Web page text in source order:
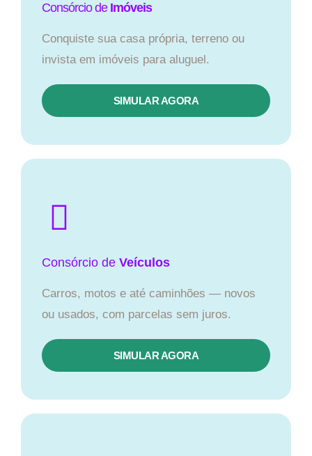
Consórcio de Imóveis
Conquiste sua casa própria, terreno ou
invista em imóveis para aluguel.
SIMULAR AGORA​
Consórcio de Veículos
Carros, motos e até caminhões — novos
ou usados, com parcelas sem juros.
SIMULAR AGORA